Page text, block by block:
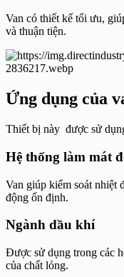
Van có thiết kế tối ưu,
và thuận tiện.
Ứng dụng của
Thiết bị này được sử
Hệ thống làm mát
Van giúp kiểm soát nhiệt
động ổn định.
Ngành dầu khí
Được sử dụng trong các
của chất lỏng.